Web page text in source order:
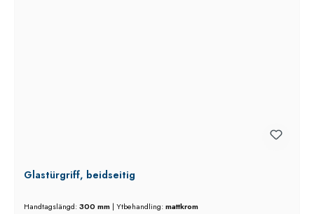
Glastürgriff, beidseitig
Handtagslängd:300 mm | Ytbehandling:mattkrom